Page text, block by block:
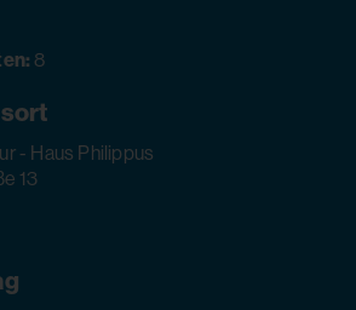
8
- Haus Philippus
13